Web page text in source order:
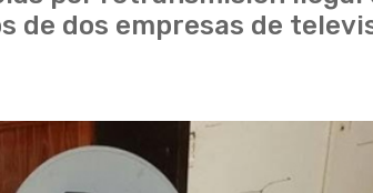
de dos empresas de